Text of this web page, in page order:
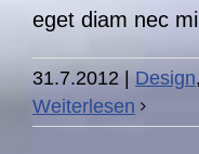
eget diam nec
31.7.2012 Design,
Weiterlesen